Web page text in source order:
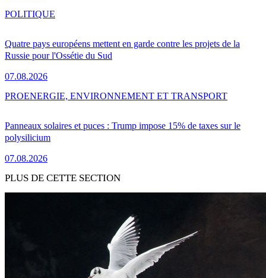
Quatre pays européens mettent en garde contre les projets de la
Russie pour l'Ossétie du Sud
07.08.2026
POLITIQUE
Panneaux solaires et puces : Trump impose 15% de taxes sur le
polysilicium
07.08.2026
PROENERGIE, ENVIRONNEMENT ET TRANSPORT
PLUS DE CETTE SECTION